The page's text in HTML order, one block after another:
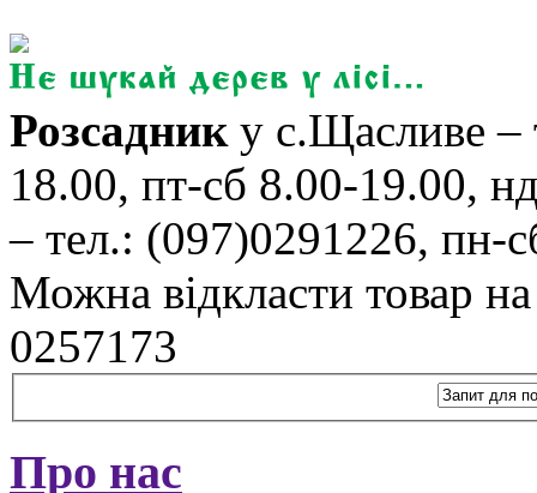
Розсаднику с.Щасливе –
18.00, пт-сб 8.00-19.00,
– тел.: (097)0291226, пн-
Можна відкласти товар
0257173
Про нас